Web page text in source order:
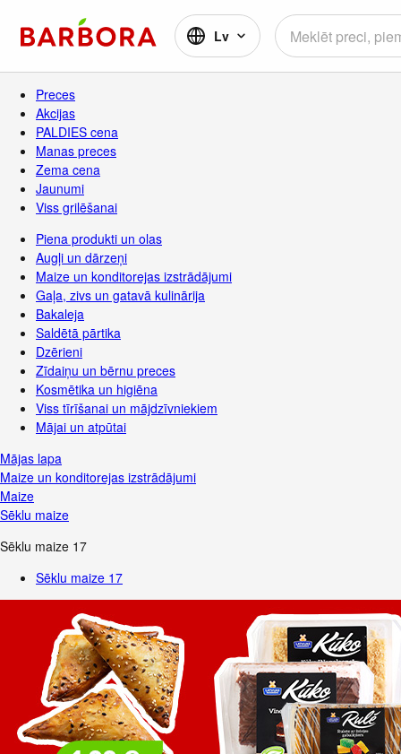
Lv
Preces
Akcijas
PALDIES cena
Manas preces
Zema cena
Jaunumi
Viss grilēšanai
Piena produkti un olas
Augļi un dārzeņi
Maize un konditorejas izstrādājumi
Gaļa, zivs un gatavā kulinārija
Bakaleja
Saldētā pārtika
Dzērieni
Zīdaiņu un bērnu preces
Kosmētika un higiēna
Viss tīrīšanai un mājdzīvniekiem
Mājai un atpūtai
Mājas lapa
Maize un konditorejas izstrādājumi
Maize
Sēklu maize
Sēklu maize 17
Sēklu maize 17